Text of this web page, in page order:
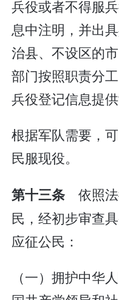
兵役或者不得服
息中注明，并出
治县、不设区的
部门按照职责分
兵役登记信息提供
根据军队需要，
民服现役。
第十三条 依照
民，经初步审查
应征公民：
（一）拥护中华